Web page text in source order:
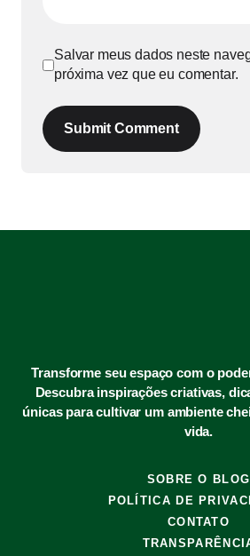
Salvar meus dados neste
próxima vez que eu comentar.
Submit Comment
Transforme seu espaço com o
Descubra inspirações criativas,
únicas para cultivar um ambiente
vida.
SOBRE O BLOG
POLÍTICA DE
CONTATO